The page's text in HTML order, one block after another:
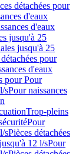
détachées pour
d'eaux
d'eaux
jusqu'à 25
jusqu'à 25
pour
d'eaux
pour Pour
sPour naissances
Trop-pleins
Pour
sPièces détachées
12 l/sPour